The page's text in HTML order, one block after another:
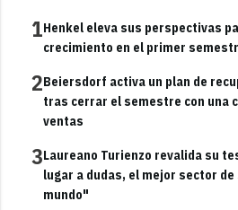
1Henkel eleva sus perspectivas
crecimiento en el primer
2Beiersdorf activa un plan de
tras cerrar el semestre con una
ventas
3Laureano Turienzo revalida su
lugar a dudas, el mejor sector
mundo"